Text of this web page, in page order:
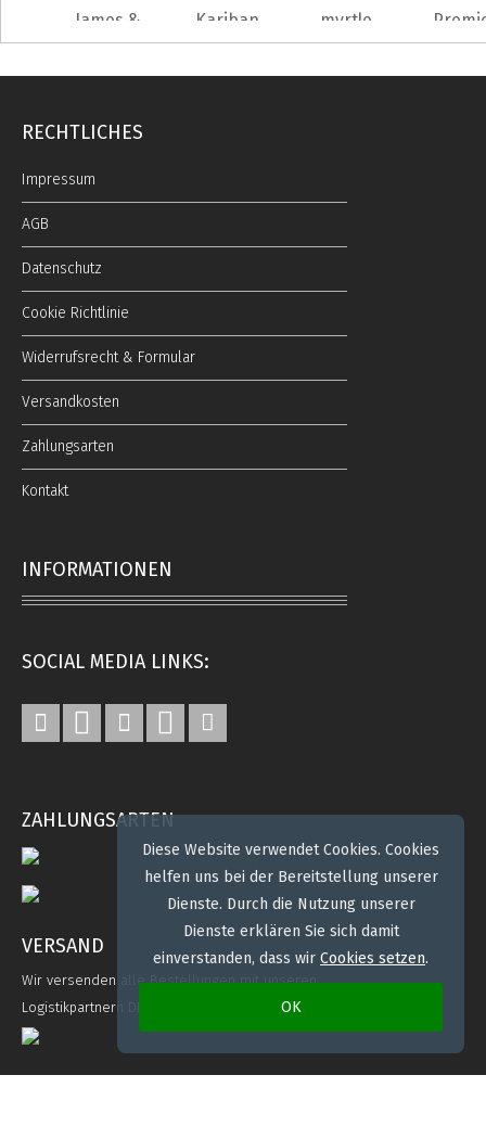
Diese Website verwendet Cookies. Cookies
helfen uns bei der Bereitstellung unserer
Dienste. Durch die Nutzung unserer
Dienste erklären Sie sich damit
einverstanden, dass wir Cookies setzen.
OK
RECHTLICHES
Impressum
AGB
Datenschutz
Cookie Richtlinie
Widerrufsrecht & Formular
Versandkosten
Zahlungsarten
Kontakt
INFORMATIONEN
SOCIAL MEDIA LINKS:
ZAHLUNGSARTEN
VERSAND
Wir versenden alle Bestellungen mit unseren
Logistikpartnern DHL. Bei Bedarf mit Spedition.